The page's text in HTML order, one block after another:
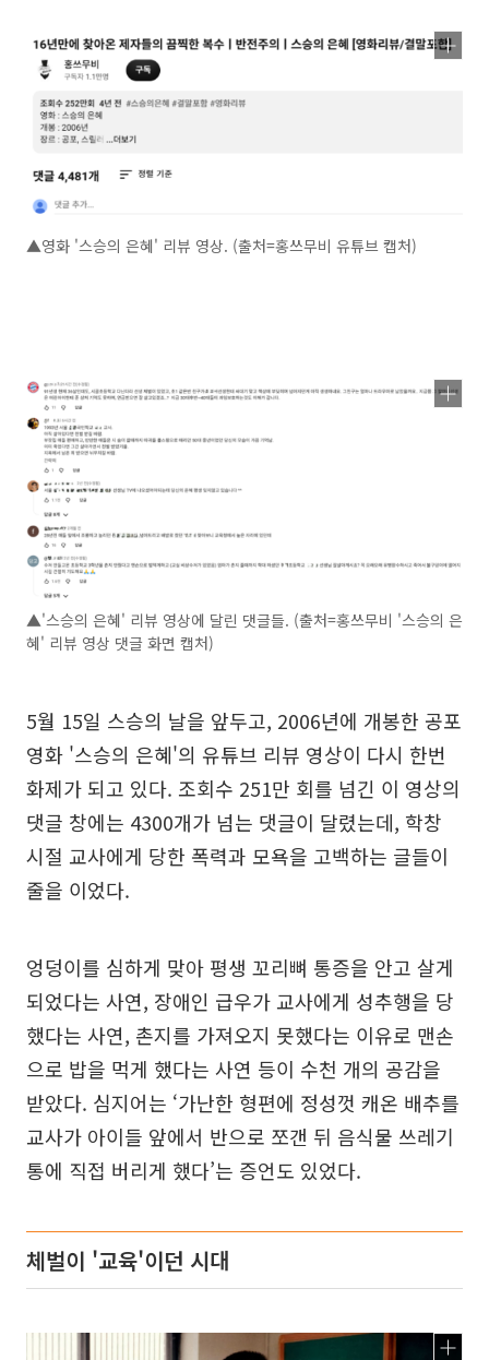
▲영화 '스승의 은혜' 리뷰 영상. (출처=홍쓰무비 유튜브 캡처)
▲'스승의 은혜' 리뷰 영상에 달린 댓글들. (출처=홍쓰무비 '스승의 은
혜' 리뷰 영상 댓글 화면 캡처)
5월 15일 스승의 날을 앞두고, 2006년에 개봉한 공포
영화 '스승의 은혜'의 유튜브 리뷰 영상이 다시 한번
화제가 되고 있다. 조회수 251만 회를 넘긴 이 영상의
댓글 창에는 4300개가 넘는 댓글이 달렸는데, 학창
시절 교사에게 당한 폭력과 모욕을 고백하는 글들이
줄을 이었다.
엉덩이를 심하게 맞아 평생 꼬리뼈 통증을 안고 살게
되었다는 사연, 장애인 급우가 교사에게 성추행을 당
했다는 사연, 촌지를 가져오지 못했다는 이유로 맨손
으로 밥을 먹게 했다는 사연 등이 수천 개의 공감을
받았다. 심지어는 ‘가난한 형편에 정성껏 캐온 배추를
교사가 아이들 앞에서 반으로 쪼갠 뒤 음식물 쓰레기
통에 직접 버리게 했다’는 증언도 있었다.
체벌이 '교육'이던 시대